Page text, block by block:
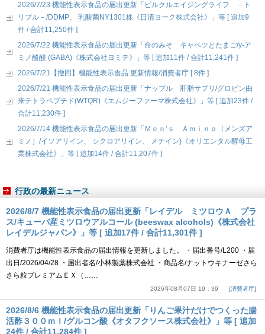
2026/7/23 機能性表示食品の届出更新「ピルクルエイジングライフ －ト
リプル－/DDMP、 乳酸菌NY1301株《日清ヨーク株式会社》」等 [ 追加9
件 / 合計11,250件 ]
2026/7/22 機能性表示食品の届出更新「命のみそ キャベツとたまご/γ-ア
ミノ酪酸 (GABA)《株式会社ヨミテ》」等 [ 追加11件 / 合計11,241件 ]
2026/7/21【撤回】機能性表示食品 更新情報/消費者庁 [ 8件 ]
2026/7/21 機能性表示食品の届出更新「ナップル 肝脂サプリ/グロビン由
来テトラペプチド(WTQR)《エムジーファーマ株式会社》」等 [ 追加23件 /
合計11,230件 ]
2026/7/14 機能性表示食品の届出更新「Ｍｅｎ’ｓ Ａｍｉｎｏ（メンズア
ミノ）/イソアリイン、 シクロアリイン、 メチイン)《オリエンタル酵母工
業株式会社》」等 [ 追加14件 / 合計11,207件 ]
行政の最新ニュース
2026/8/7 機能性表示食品の届出更新「レイデル ミツロウＡ プラ
ス/キューバ産ミツロウアルコール (beeswax alcohols)《株式会社
レイデルジャパン》」等 [ 追加17件 / 合計11,301件 ]
消費者庁は機能性表示食品の届出情報を更新しました。 ・届出番号/L200 ・届
出日/2026/04/28 ・届出者名/小林製薬株式会社 ・商品名/ナットウキナーゼさら
さら粒プレミアムＥＸ（……
2026年08月07日 19：39 消費者庁
2026/8/6 機能性表示食品の届出更新「りんご果汁だけでつくった腸
活酢３００ｍｌ/グルコン酸《オタフクソース株式会社》」等 [ 追加
24件 / 合計11,284件 ]